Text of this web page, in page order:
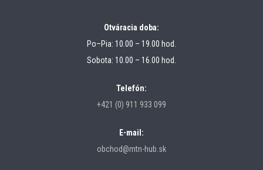
Otváracia doba:
Po–Pia: 10.00 – 19.00 hod.
Sobota: 10.00 – 16.00 hod.
Telefón:
+421 (0) 911 933 099
E-mail:
obchod@mtn-hub.sk